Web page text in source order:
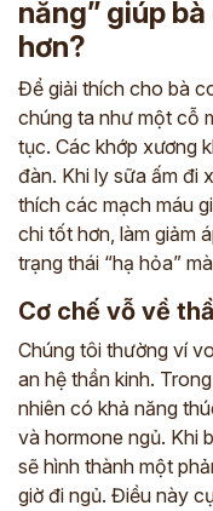
năng” giúp
hơn?
Để giải thích cho bà
chúng ta như một cỗ
tục. Các khớp xương
đàn. Khi ly sữa ấm đi
thích các mạch máu
chi tốt hơn, làm giảm
trạng thái “hạ hỏa”
Cơ chế vỗ về
Chúng tôi thường ví
an hệ thần kinh.
nhiên có khả năng
và hormone ngủ. Khi
sẽ hình thành một
giờ đi ngủ. Điều này